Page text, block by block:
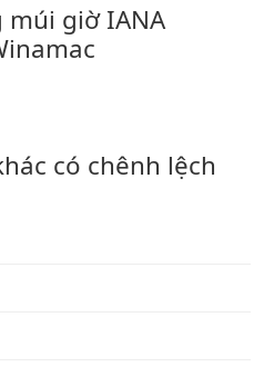
múi giờ IANA
có chênh lệch